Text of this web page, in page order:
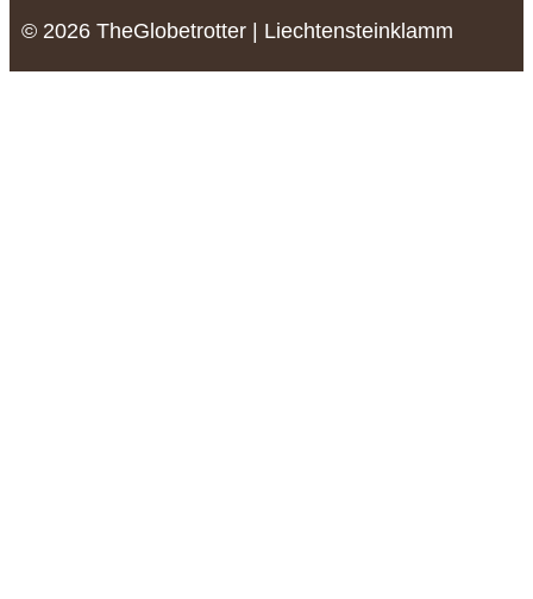
© 2026 TheGlobetrotter | Liechtensteinklamm